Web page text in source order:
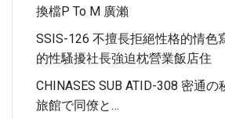
換檔P To M 廣瀨
SSIS-126 不擅長拒絕性格的情色
的性騷擾社長強迫枕營業飯店住
CHINASES SUB ATID-308 密通
旅館で同僚と…